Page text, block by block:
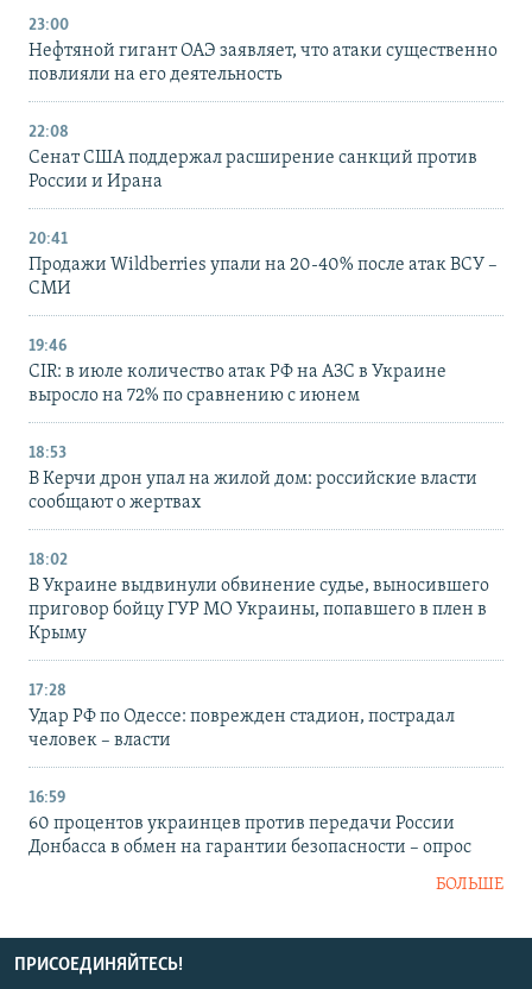
23:00
Нефтяной гигант ОАЭ заявляет, что атаки существенно
повлияли на его деятельность
22:08
Сенат США поддержал расширение санкций против
России и Ирана
20:41
Продажи Wildberries упали на 20-40% после атак ВСУ –
СМИ
19:46
CIR: в июле количество атак РФ на АЗС в Украине
выросло на 72% по сравнению с июнем
18:53
В Керчи дрон упал на жилой дом: российские власти
сообщают о жертвах
18:02
В Украине выдвинули обвинение судье, выносившего
приговор бойцу ГУР МО Украины, попавшего в плен в
Крыму
17:28
Удар РФ по Одессе: поврежден стадион, пострадал
человек – власти
16:59
60 процентов украинцев против передачи России
Донбасса в обмен на гарантии безопасности – опрос
БОЛЬШЕ
ПРИСОЕДИНЯЙТЕСЬ!